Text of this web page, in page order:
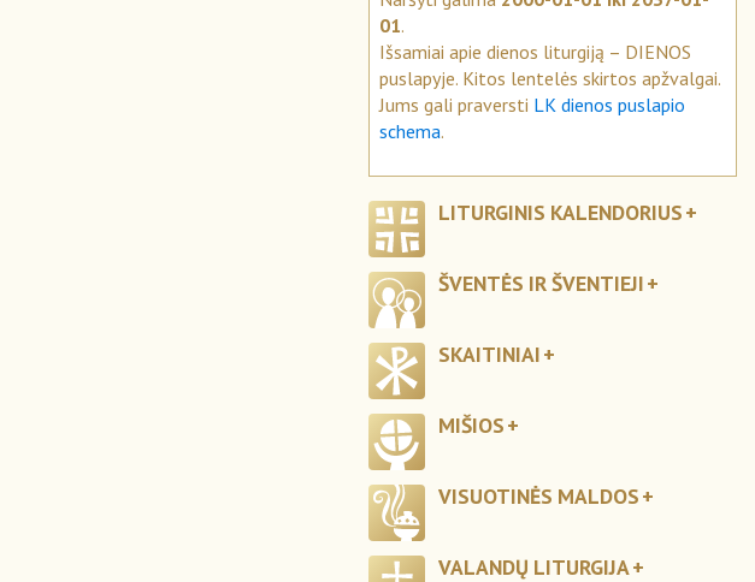
01.
Išsamiai apie dienos liturgiją – DIENOS
puslapyje. Kitos lentelės skirtos apžvalgai.
Jums gali praversti LK dienos puslapio
schema.
LITURGINIS KALENDORIUS
ŠVENTĖS IR ŠVENTIEJI
SKAITINIAI
MIŠIOS
VISUOTINĖS MALDOS
VALANDŲ LITURGIJA